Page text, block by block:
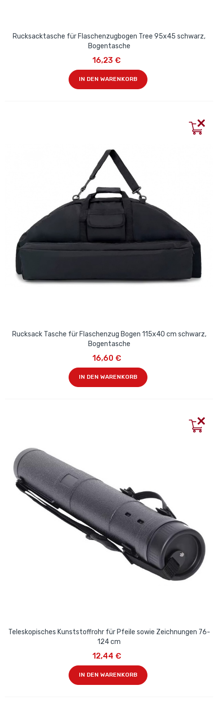
Rucksacktasche für Flaschenzugbogen Tree 95x45 schwarz,
Bogentasche
16,23 €
IN DEN WARENKORB
Rucksack Tasche für Flaschenzug Bogen 115x40 cm schwarz,
Bogentasche
16,60 €
IN DEN WARENKORB
Teleskopisches Kunststoffrohr für Pfeile sowie Zeichnungen 76-
124 cm
12,44 €
IN DEN WARENKORB